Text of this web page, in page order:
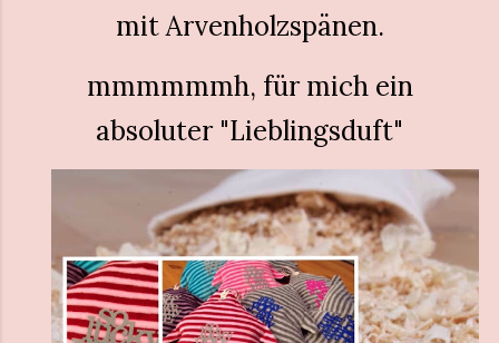
mit Arvenholzspänen.
mmmmmmh, für mich ein
absoluter "Lieblingsduft"